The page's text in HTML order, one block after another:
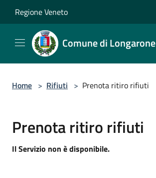
Regione Veneto
Comune di Longarone
Home > Rifiuti > Prenota ritiro rifiuti
Prenota ritiro rifiuti
Il Servizio non è disponibile.